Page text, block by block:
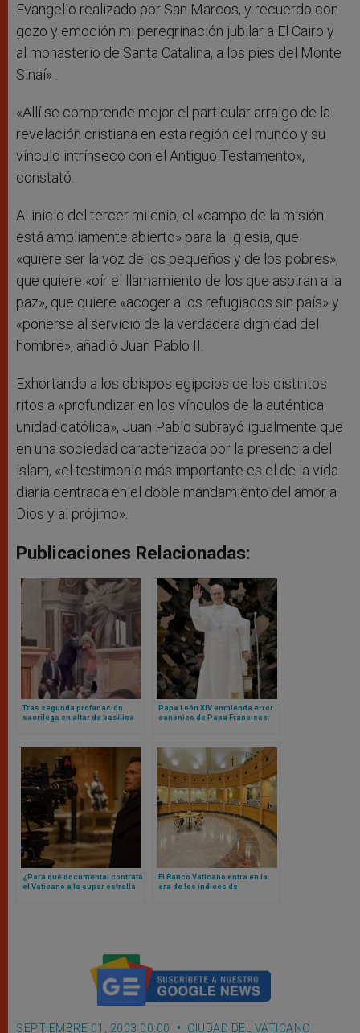
Evangelio realizado por San Marcos, y recuerdo con
gozo y emoción mi peregrinación jubilar a El Cairo y
al monasterio de Santa Catalina, a los pies del Monte
Sinaí» .
«Allí se comprende mejor el particular arraigo de la
revelación cristiana en esta región del mundo y su
vínculo intrínseco con el Antiguo Testamento»,
constató.
Al inicio del tercer milenio, el «campo de la misión
está ampliamente abierto» para la Iglesia, que
«quiere ser la voz de los pequeños y de los pobres»,
que quiere «oír el llamamiento de los que aspiran a la
paz», que quiere «acoger a los refugiados sin país» y
«ponerse al servicio de la verdadera dignidad del
hombre», añadió Juan Pablo II.
Exhortando a los obispos egipcios de los distintos
ritos a «profundizar en los vínculos de la auténtica
unidad católica», Juan Pablo subrayó igualmente que
en una sociedad caracterizada por la presencia del
islam, «el testimonio más importante es el de la vida
diaria centrada en el doble mandamiento del amor a
Dios y al prójimo».
Publicaciones Relacionadas:
Tras segunda profanación
sacrílega en altar de basílica
Papa León XIV enmienda error
canónico de Papa Francisco:
del Vaticano
¿Para qué documental contrató
el Vaticano a la super estrella
El Banco Vaticano entra en la
era de los índices de
SEPTIEMBRE 01, 2003 00:00 CIUDAD DEL VATICANO